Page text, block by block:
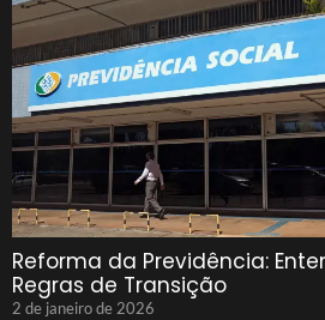
Reforma da Previdência:
Regras de Transição
2 de janeiro de 2026